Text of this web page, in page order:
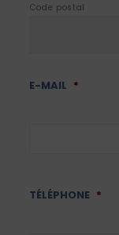
Code postal
E-MAIL *
TÉLÉPHONE *